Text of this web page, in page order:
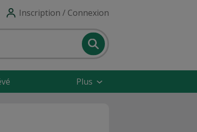
Inscription / Connexion
Plus